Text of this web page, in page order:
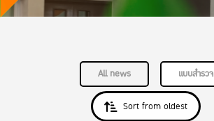
All news แบบสำรวจ
Sort from oldest